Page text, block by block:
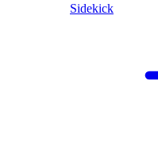
Sidekick